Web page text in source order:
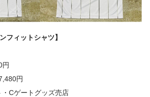
フィットシャツ】
円
Cゲートグッズ売店